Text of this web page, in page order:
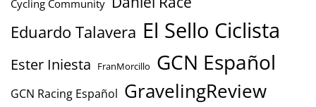
Cycling Community
Eduardo Talavera El Sello Ciclista
Ester Iniesta FranMorcillo GCN Español
GCN Racing Español GravelingReview